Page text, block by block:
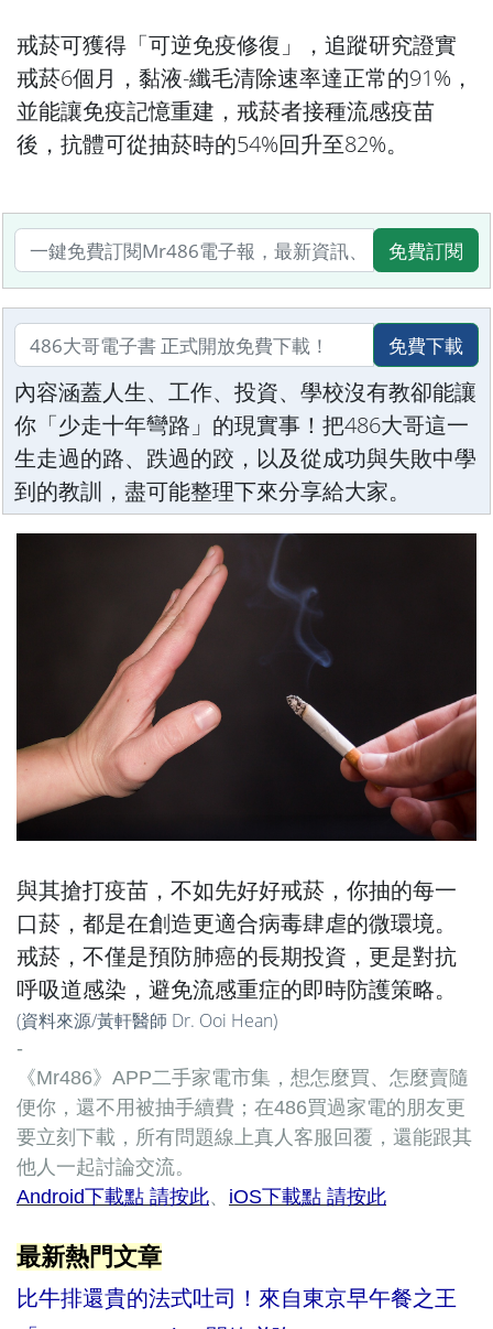
戒菸可獲得「可逆免疫修復」，追蹤研究證實
戒菸6個月，黏液-纖毛清除速率達正常的91%，
並能讓免疫記憶重建，戒菸者接種流感疫苗
後，抗體可從抽菸時的54%回升至82%。
免費訂閱
免費下載
內容涵蓋人生、工作、投資、學校沒有教卻能讓
你「少走十年彎路」的現實事！把486大哥這一
生走過的路、跌過的跤，以及從成功與失敗中學
到的教訓，盡可能整理下來分享給大家。
與其搶打疫苗，不如先好好戒菸，你抽的每一
口菸，都是在創造更適合病毒肆虐的微環境。
戒菸，不僅是預防肺癌的長期投資，更是對抗
呼吸道感染，避免流感重症的即時防護策略。
(資料來源/黃軒醫師 Dr. Ooi Hean)
-
《Mr486》APP二手家電市集，想怎麼買、怎麼賣隨
便你，還不用被抽手續費；在486買過家電的朋友更
要立刻下載，所有問題線上真人客服回覆，還能跟其
他人一起討論交流。
Android下載點 請按此、 iOS下載點 請按此
最新熱門文章
比牛排還貴的法式吐司！來自東京早午餐之王